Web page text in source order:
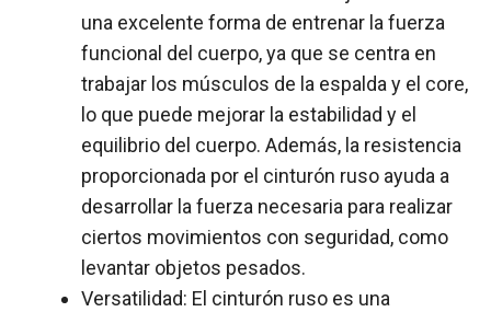
una excelente forma de entrenar la fuerza
funcional del cuerpo, ya que se centra en
trabajar los músculos de la espalda y el core,
lo que puede mejorar la estabilidad y el
equilibrio del cuerpo. Además, la resistencia
proporcionada por el cinturón ruso ayuda a
desarrollar la fuerza necesaria para realizar
ciertos movimientos con seguridad, como
levantar objetos pesados.
Versatilidad: El cinturón ruso es una